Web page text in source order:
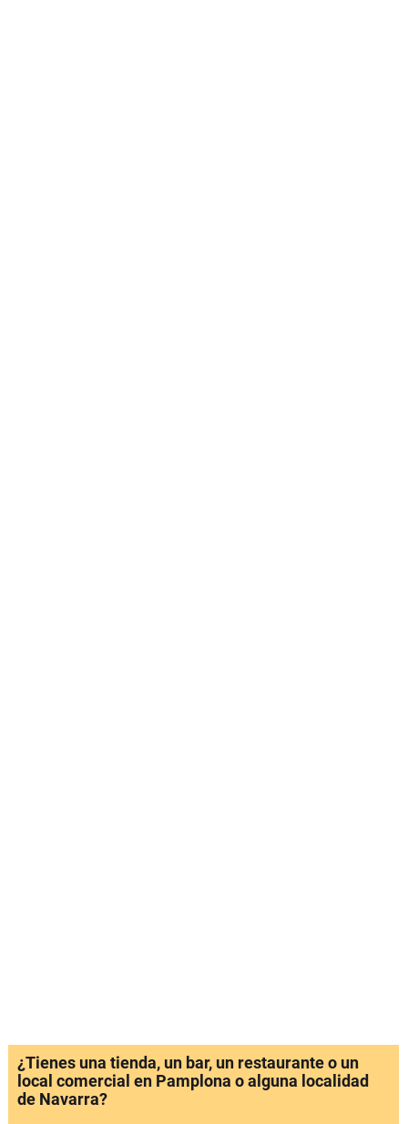
¿Tienes una tienda, un bar, un restaurante o un
local comercial en Pamplona o alguna localidad
de Navarra?